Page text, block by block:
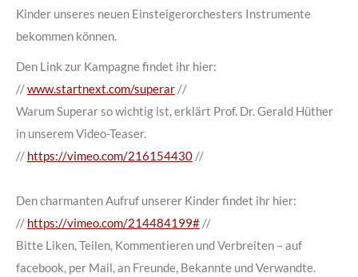
Kinder unseres neuen Einsteigerorchesters Instrumente
bekommen können.
Den Link zur Kampagne findet ihr hier:
//www.startnext.com/superar //
Warum Superar so wichtig ist, erklärt Prof. Dr. Gerald Hüther
in unserem Video-Teaser.
// https://vimeo.com/216154430 //
Den charmanten Aufruf unserer Kinder findet ihr hier:
// https://vimeo.com/214484199# //
Bitte Liken, Teilen, Kommentieren und Verbreiten – auf
facebook, per Mail, an Freunde, Bekannte und Verwandte.